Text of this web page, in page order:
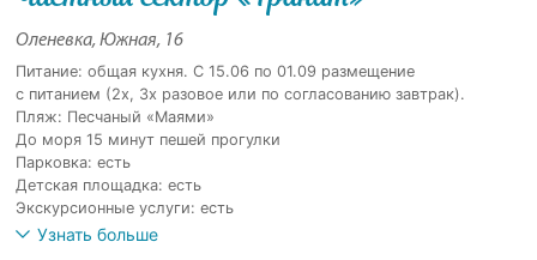
Оленевка, Южная, 16
Питание: общая кухня. С 15.06 по 01.09 размещение
с питанием (2х, 3х разовое или по согласованию завтрак).
Пляж: Песчаный «Маями»
До моря 15 минут пешей прогулки
Парковка: есть
Детская площадка: есть
Экскурсионные услуги: есть
Узнать больше